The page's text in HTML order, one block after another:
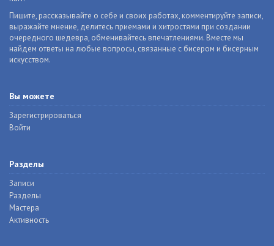
Пишите, рассказывайте о себе и своих работах, комментируйте записи,
выражайте мнение, делитесь приемами и хитростями при создании
очередного шедевра, обменивайтесь впечатлениями. Вместе мы
найдем ответы на любые вопросы, связанные с бисером и бисерным
искусством.
Вы можете
Зарегистрироваться
Войти
Разделы
Записи
Разделы
Мастера
Активность